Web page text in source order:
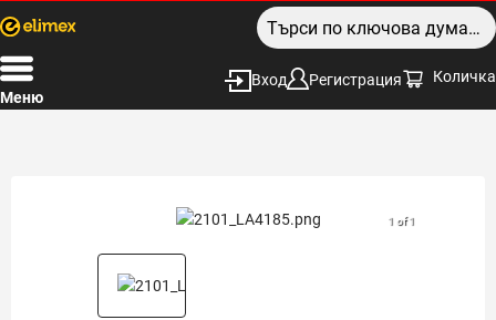
Меню
Вход Регистрация Количка
1 of 1